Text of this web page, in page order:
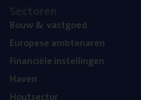
Bouw& vastgoed
Euro­pe­se ambtenaren
Finan­ci­ë­le instellingen
Haven
Hout­sec­tor